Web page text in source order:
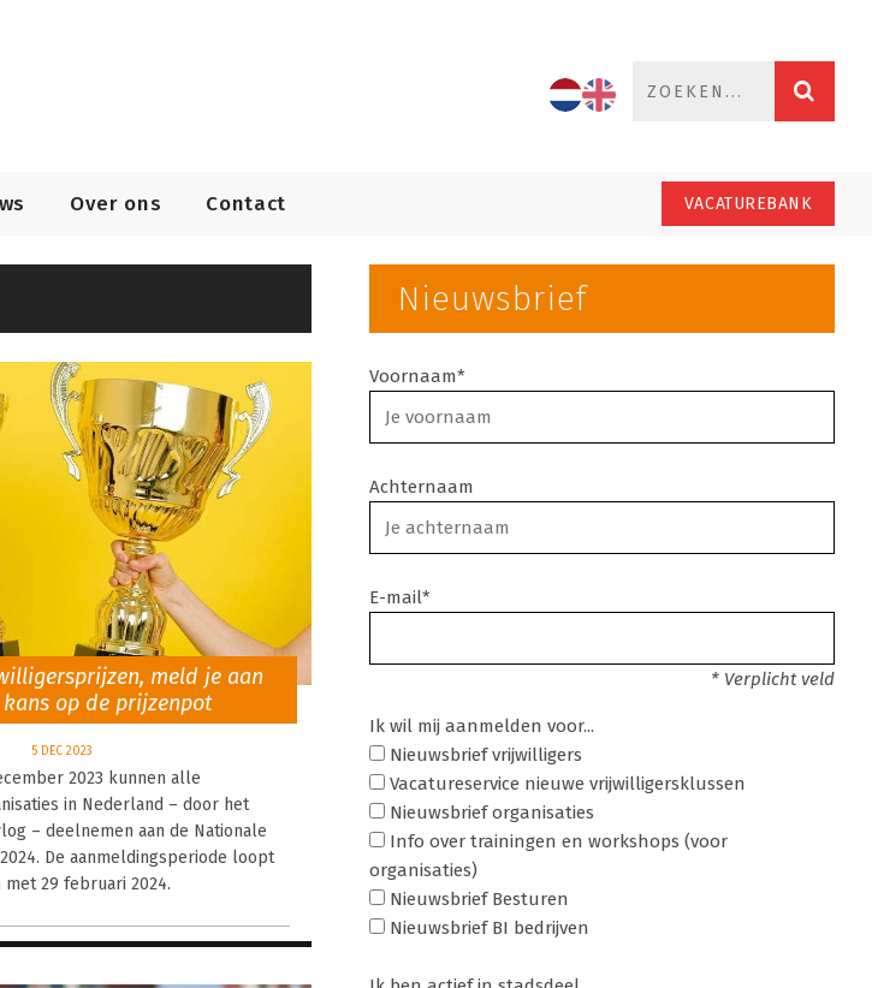
Over ons Contact VACATUREBANK
meld je aan
op de prijzenpot
5 DEC 2023
2023 kunnen alle
in Nederland – door het
– deelnemen aan de Nationale
De aanmeldingsperiode loopt
met 29 februari 2024.
Nieuwsbrief
Voornaam*
Achternaam
E-mail*
* Verplicht veld
Ik wil mij aanmelden voor...
Nieuwsbrief vrijwilligers
Vacatureservice nieuwe vrijwilligersklussen
Nieuwsbrief organisaties
Info over trainingen en workshops (voor
organisaties)
Nieuwsbrief Besturen
Nieuwsbrief BI bedrijven